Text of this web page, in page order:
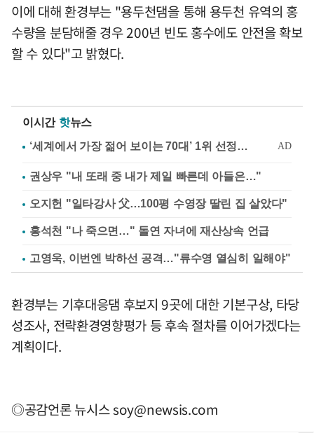
이에 대해 환경부는 "용두천댐을 통해 용두천 유역의 홍
수량을 분담해줄 경우 200년 빈도 홍수에도 안전을 확보
할 수 있다"고 밝혔다.
이시간 핫뉴스
권상우 "내 또래 중 내가 제일 빠른데 아들은…"
오지헌 "일타강사 父…100평 수영장 딸린 집 살았다"
홍석천 "나 죽으면…" 돌연 자녀에 재산상속 언급
고영욱, 이번엔 박하선 공격…"류수영 열심히 일해야"
환경부는 기후대응댐 후보지 9곳에 대한 기본구상, 타당
성조사, 전략환경영향평가 등 후속 절차를 이어가겠다는
계획이다.
◎공감언론 뉴시스soy@newsis.com